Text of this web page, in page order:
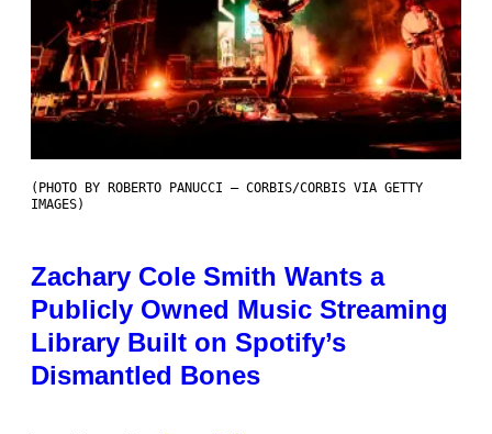
(PHOTO BY ROBERTO PANUCCI – CORBIS/CORBIS VIA GETTY
IMAGES)
Zachary Cole Smith Wants a
Publicly Owned Music Streaming
Library Built on Spotify’s
Dismantled Bones